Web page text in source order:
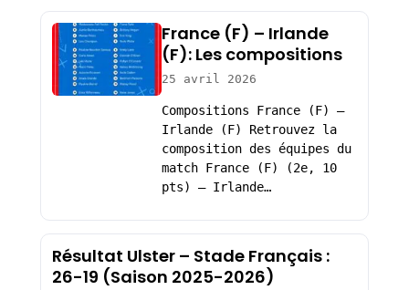
France (F) – Irlande
(F): Les compositions
25 avril 2026
Compositions France (F) –
Irlande (F) Retrouvez la
composition des équipes du
match France (F) (2e, 10
pts) – Irlande…
Résultat Ulster – Stade Français :
26-19 (Saison 2025-2026)